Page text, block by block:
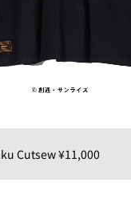
Cutsew ¥11,000